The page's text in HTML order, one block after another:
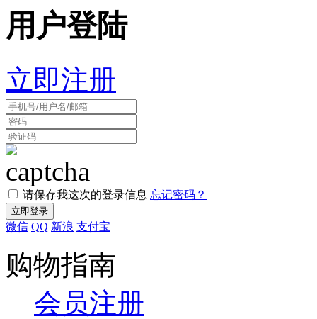
用户登陆
立即注册
请保存我这次的登录信息 忘记密码？
微信 QQ 新浪 支付宝
购物指南
会员注册